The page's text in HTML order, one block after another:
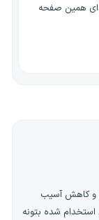
همین صفحه
و کاهش آسیب
شده بتونه